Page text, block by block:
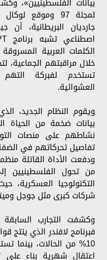
لمجلة 97 وموقع
جارديان البريطانية،
الكلمات العربية
خلال مراقبتهم الجماعية،
تستخدم لفبركة التهم
العشوائية.
ويقوم النظام الجديد،
بيانات ضخمة من الحياة
نشاطهم على منصات
تفاصيل تحركاتهم في
ودفعت الأداة القاتلة
من تحول الفلسطينيين
التكنولوجيا العسكرية،
شركات كبرى مثل جوجل
وكشفت التجارب السابقة
فبرنامج لافندر الذي ينتج
10% من الحالات،
اعتقال شهرية بناء على